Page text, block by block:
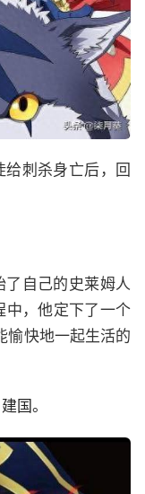
刺杀身亡后，回
自己的史莱姆人
中，他定下了一个
愉快地一起生活的
国。